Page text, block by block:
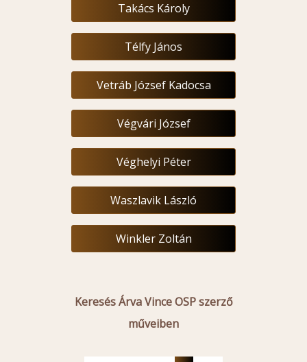
Takács Károly
Télfy János
Vetráb József Kadocsa
Végvári József
Véghelyi Péter
Waszlavik László
Winkler Zoltán
Keresés Árva Vince OSP szerző
műveiben